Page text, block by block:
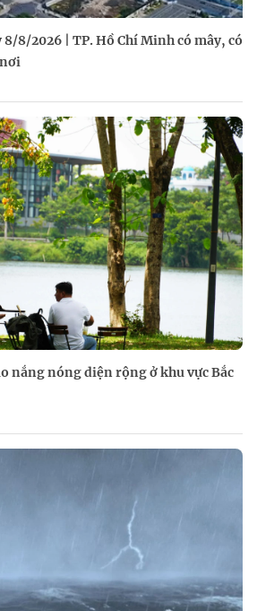
8/2026 | TP. Hồ Chí Minh có mây, có
nắng nóng diện rộng ở khu vực Bắc